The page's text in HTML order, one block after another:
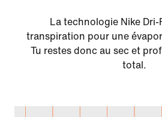
La technologie Nike Dri-
transpiration pour une
Tu restes donc au sec et
total.